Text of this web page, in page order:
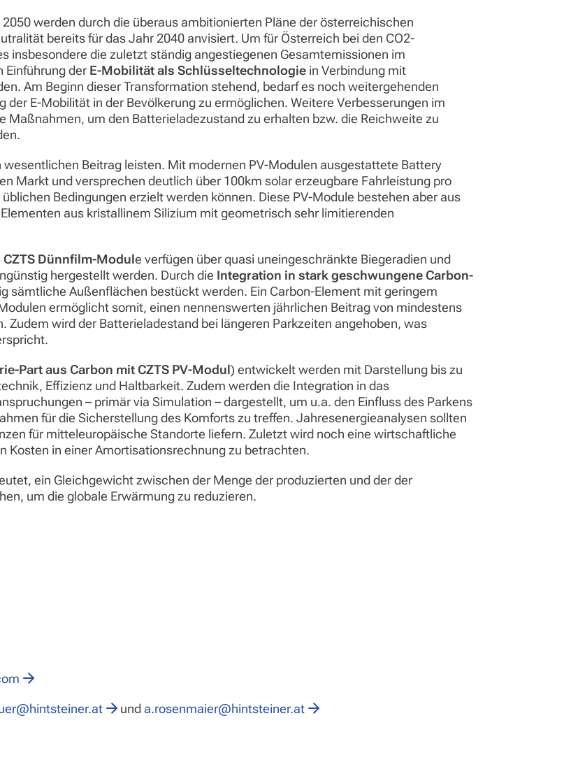
werden durch die überaus ambitionierten Pläne der österreichischen
bereits für das Jahr 2040 anvisiert. Um für Österreich bei den CO2-
insbesondere die zuletzt ständig angestiegenen Gesamtemissionen im
Einführung der E-Mobilität als Schlüsseltechnologiein Verbindung mit
Am Beginn dieser Transformation stehend, bedarf es noch weitergehenden
E-Mobilität in der Bevölkerung zu ermöglichen. Weitere Verbesserungen im
Maßnahmen, um den Batterieladezustand zu erhalten bzw. die Reichweite zu
Beitrag leisten. Mit modernen PV-Modulen ausgestattete Battery
Markt und versprechen deutlich über 100km solar erzeugbare Fahrleistung pro
Bedingungen erzielt werden können. Diese PV-Module bestehen aber aus
aus kristallinem Silizium mit geometrisch sehr limitierenden
CZTS Dünnfilm-Module verfügen über quasi uneingeschränkte Biegeradien und
hergestellt werden. Durch die Integration in stark geschwungene Carbon-
sämtliche Außenflächen bestückt werden. Ein Carbon-Element mit geringem
ermöglicht somit, einen nennenswerten jährlichen Beitrag von mindestens
Zudem wird der Batterieladestand bei längeren Parkzeiten angehoben, was
Part aus Carbon mit CZTS PV-Modul) entwickelt werden mit Darstellung bis zu
Effizienz und Haltbarkeit. Zudem werden die Integration in das
– primär via Simulation – dargestellt, um u.a. den Einfluss des Parkens
für die Sicherstellung des Komforts zu treffen. Jahresenergieanalysen sollten
für mitteleuropäische Standorte liefern. Zuletzt wird noch eine wirtschaftliche
Kosten in einer Amortisationsrechnung zu betrachten.
ein Gleichgewicht zwischen der Menge der produzierten und der der
um die globale Erwärmung zu reduzieren.
unda.rosenmaier@hintsteiner.at